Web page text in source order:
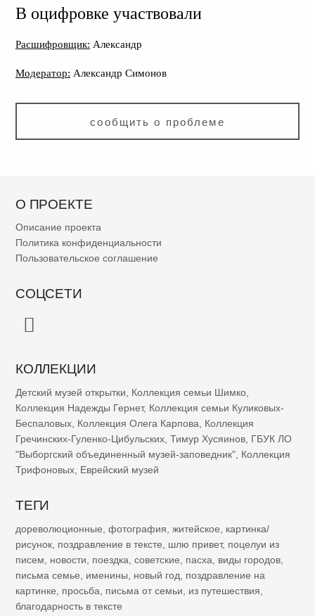
В оцифровке участвовали
Расшифровщик: Александр
Модератор: Александр Симонов
сообщить о проблеме
О ПРОЕКТЕ
Описание проекта
Политика конфиденциальности
Пользовательское соглашение
СОЦСЕТИ
КОЛЛЕКЦИИ
Детский музей открытки Коллекция семьи Шимко
Коллекция Надежды Гернет, Коллекция семьи Куликовых-
Беспаловых Коллекция Олега Карпова
Коллекция
Гречинских-Гуленко-Цибульских Тимур Хусяинов ГБУК ЛО
"Выборгский объединенный музей-заповедник" Коллекция
Трифоновых Еврейский музей
ТЕГИ
дореволюционные фотография житейское
картинка/
рисунок поздравление в тексте шлю привет, поцелуи из
писем
новости поездка советские пасха виды городов
письма семье
именины новый год
поздравление на
картинке
просьба письма от семьи из путешествия
благодарность в тексте